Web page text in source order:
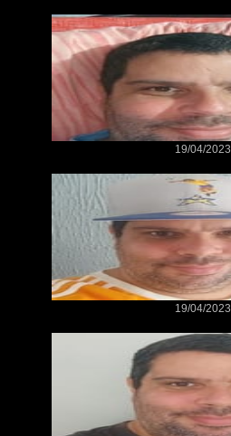
19/04/2023
19/04/2023